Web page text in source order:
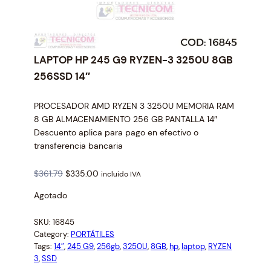
LAPTOP HP 245 G9 RYZEN-3 3250U 8GB
256SSD 14″
PROCESADOR AMD RYZEN 3 3250U MEMORIA RAM
8 GB ALMACENAMIENTO 256 GB PANTALLA 14″
Descuento aplica para pago en efectivo o
transferencia bancaria
$361.79 O
i
i
n
a
$335.00 C
n
t
incluido IVA
Agotado
SKU: 16845
Category: PORTÁTILES
Tags: 14″, 245 G9, 256gb, 3250U, 8GB, hp, laptop, RYZEN
3, SSD